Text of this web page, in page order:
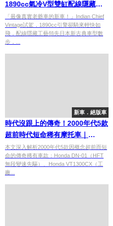
1890cc氣冷V型雙缸配線隱藏工
藝令人嘆服 338萬日圓起
「最像真實老爺車的新車！」Indian Chief
Vintage試駕，1890cc引擎卻騎來輕快如
飛，配線隱藏工藝領先日本新古典車型數
步，...
新車．絕版車
時代沒跟上的傳奇！2000年代5款
超前時代短命稀有摩托車｜
Honda DN-01、Harley-
Davidson Rocker C等完整介紹 |
Webike Moto Guide
本文深入解析2000年代5款因概念超前而短
命的傳奇稀有車款：Honda DN-01（HFT
無段變速先驅）、Honda VT1300CX（工
廠...